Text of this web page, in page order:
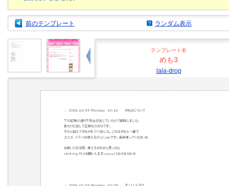
前のテンプレート ランダム表示
テンプレート名
めも3
lala-drop